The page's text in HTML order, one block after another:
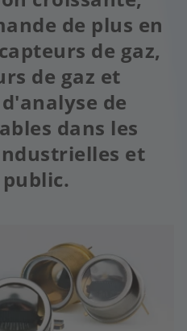
de plus en
de gaz,
de gaz et
de
dans les
et